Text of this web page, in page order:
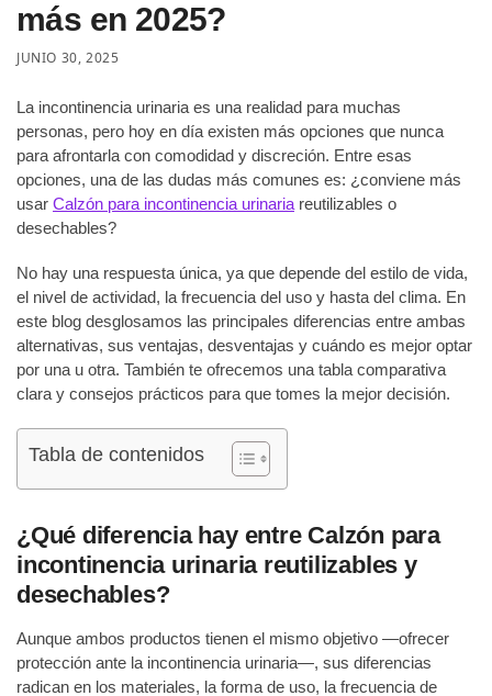
más en 2025?
JUNIO 30, 2025
La incontinencia urinaria es una realidad para muchas
personas, pero hoy en día existen más opciones que nunca
para afrontarla con comodidad y discreción. Entre esas
opciones, una de las dudas más comunes es: ¿conviene más
usar Calzón para incontinencia urinaria reutilizables o
desechables?
No hay una respuesta única, ya que depende del estilo de vida,
el nivel de actividad, la frecuencia del uso y hasta del clima. En
este blog desglosamos las principales diferencias entre ambas
alternativas, sus ventajas, desventajas y cuándo es mejor optar
por una u otra. También te ofrecemos una tabla comparativa
clara y consejos prácticos para que tomes la mejor decisión.
Tabla de contenidos
¿Qué diferencia hay entre Calzón para
incontinencia urinaria reutilizables y
desechables?
Aunque ambos productos tienen el mismo objetivo —ofrecer
protección ante la incontinencia urinaria—, sus diferencias
radican en los materiales, la forma de uso, la frecuencia de